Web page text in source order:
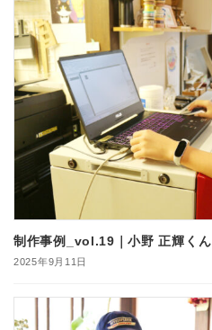
制作事例_vol.19｜小野 正輝くん
2025年9月11日